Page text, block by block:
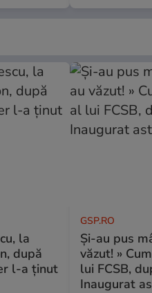
la
după
l-a ținut
GSP.RO
Și-au pus
văzut! »
lui FCSB,
Inaugurat